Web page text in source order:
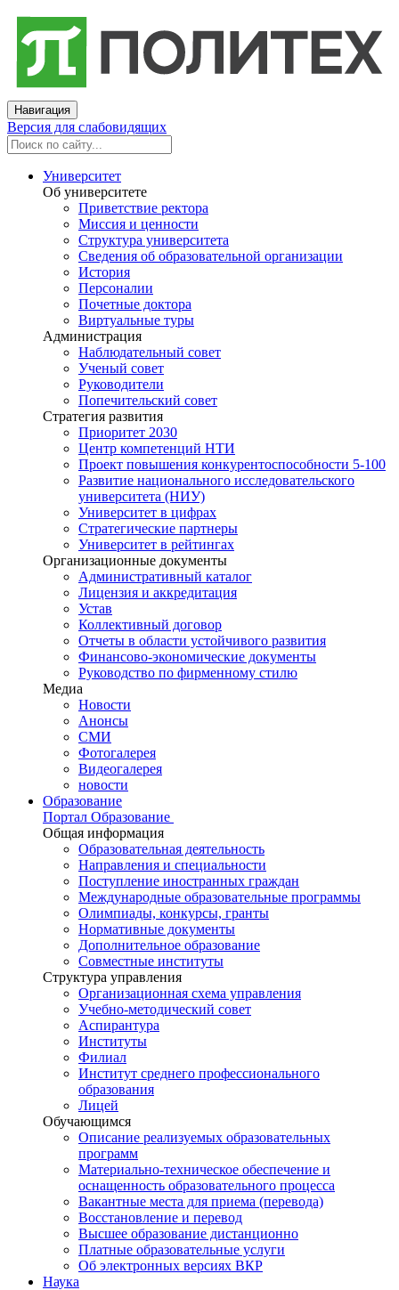
Навигация
Версия для слабовидящих
Университет
Об университете
Приветствие ректора
Миссия и ценности
Структура университета
Сведения об образовательной организации
История
Персоналии
Почетные доктора
Виртуальные туры
Администрация
Наблюдательный совет
Ученый совет
Руководители
Попечительский совет
Стратегия развития
Приоритет 2030
Центр компетенций НТИ
Проект повышения конкурентоспособности 5-100
Развитие национального исследовательского
университета (НИУ)
Университет в цифрах
Стратегические партнеры
Университет в рейтингах
Организационные документы
Административный каталог
Лицензия и аккредитация
Устав
Коллективный договор
Отчеты в области устойчивого развития
Финансово-экономические документы
Руководство по фирменному стилю
Медиа
Новости
Анонсы
СМИ
Фотогалерея
Видеогалерея
новости
Образование
Портал Образование
Общая информация
Образовательная деятельность
Направления и специальности
Поступление иностранных граждан
Международные образовательные программы
Олимпиады, конкурсы, гранты
Нормативные документы
Дополнительное образование
Совместные институты
Структура управления
Организационная схема управления
Учебно-методический совет
Аспирантура
Институты
Филиал
Институт среднего профессионального
образования
Лицей
Обучающимся
Описание реализуемых образовательных
программ
Материально-техническое обеспечение и
оснащенность образовательного процесса
Вакантные места для приема (перевода)
Восстановление и перевод
Высшее образование дистанционно
Платные образовательные услуги
Об электронных версиях ВКР
Наука